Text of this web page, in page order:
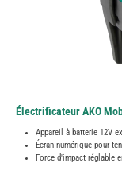
Électrificateur AKO
Appareil à batterie 12V
Écran numérique pour
Force d'impact réglable